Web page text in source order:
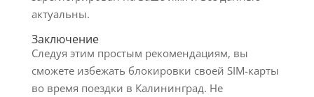
актуальны.
Заключение
Следуя этим простым рекомендациям, вы
сможете избежать блокировки своей SIM-карты
во время поездки в Калининград. Не